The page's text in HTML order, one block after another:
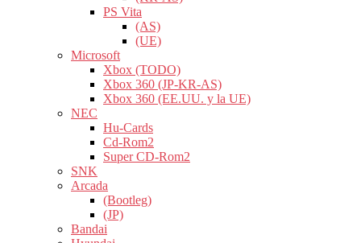
PS Vita
(AS)
(UE)
Microsoft
Xbox (TODO)
Xbox 360 (JP-KR-AS)
Xbox 360 (EE.UU. y la UE)
NEC
Hu-Cards
Cd-Rom2
Super CD-Rom2
SNK
Arcada
(Bootleg)
(JP)
Bandai